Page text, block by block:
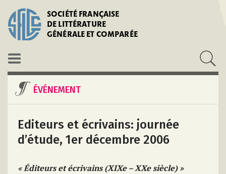
SOCIÉTÉ FRANÇAISE
DE LITTÉRATURE
GÉNÉRALE ET COMPARÉE
ÉVÉNEMENT
Editeurs et écrivains: journée
d’étude, 1er décembre 2006
« Éditeurs et écrivains (XIXe – XXe siècle) »